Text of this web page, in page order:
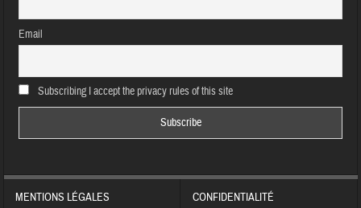
Email
Subscribing I accept the privacy rules of this site
MENTIONS LÉGALES CONFIDENTIALITÉ